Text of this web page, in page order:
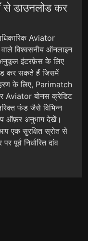
डाउनलोड कर
Aviator
विश्वसनीय ऑनलाइन
इंटरफ़ेस के लिए
कर सकते हैं जिसमें
के लिए, Parimatch
Aviator बोनस क्रेडिट
फंड जैसे विभिन्न
ऑफ़र अनुभाग देखें।
एक सुरक्षित स्रोत से
निर्धारित दांव